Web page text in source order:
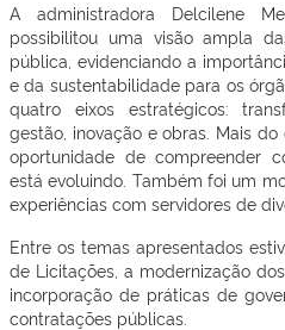
A administradora Delcilene
possibilitou uma visão ampla
pública, evidenciando a
e da sustentabilidade para os
quatro eixos estratégicos:
gestão, inovação e obras. Mais
oportunidade de compreender
está evoluindo. Também foi um
experiências com servidores de
Entre os temas apresentados
de Licitações, a modernização
incorporação de práticas de
contratações públicas.